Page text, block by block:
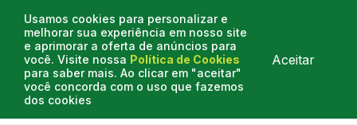
Usamos cookies para personalizar e
melhorar sua experiência em nosso site
e aprimorar a oferta de anúncios para
você. Visite nossa Política de Cookies
para saber mais. Ao clicar em "aceitar"
você concorda com o uso que fazemos
dos cookies
Aceitar
Entrevistas